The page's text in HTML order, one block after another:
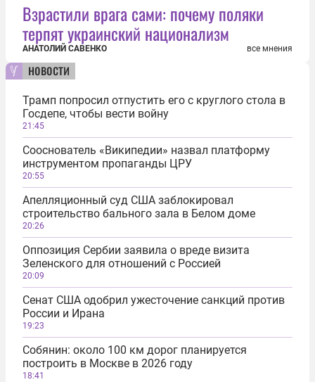
Взрастили врага сами: почему поляки
терпят украинский национализм
АНАТОЛИЙ САВЕНКО все мнения
новости
Трамп попросил отпустить его с круглого стола в
Госдепе, чтобы вести войну
21:45
Сооснователь «Википедии» назвал платформу
инструментом пропаганды ЦРУ
20:55
Апелляционный суд США заблокировал
строительство бального зала в Белом доме
20:26
Оппозиция Сербии заявила о вреде визита
Зеленского для отношений с Россией
20:09
Сенат США одобрил ужесточение санкций против
России и Ирана
19:23
Собянин: около 100 км дорог планируется
построить в Москве в 2026 году
18:41